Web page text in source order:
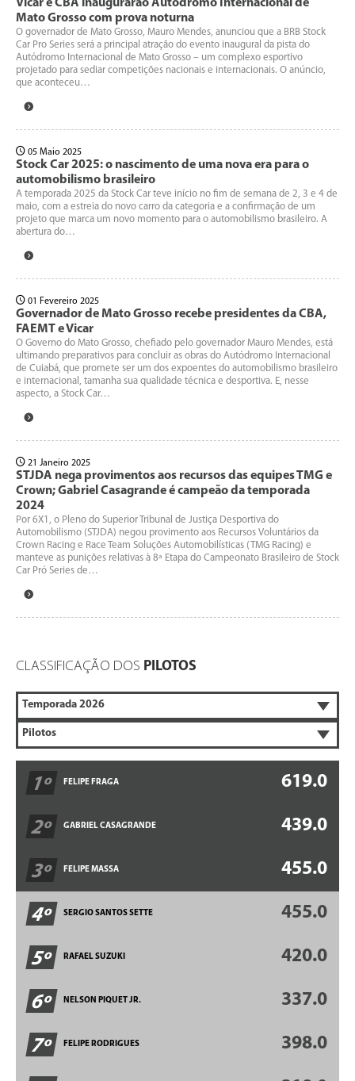
Vicar e CBA inaugurarão Autódromo Internacional de
Mato Grosso com prova noturna
O governador de Mato Grosso, Mauro Mendes, anunciou que a BRB Stock
Car Pro Series será a principal atração do evento inaugural da pista do
Autódromo Internacional de Mato Grosso – um complexo esportivo
projetado para sediar competições nacionais e internacionais. O anúncio,
que aconteceu…
05 Maio 2025
Stock Car 2025: o nascimento de uma nova era para o
automobilismo brasileiro
A temporada 2025 da Stock Car teve início no fim de semana de 2, 3 e 4 de
maio, com a estreia do novo carro da categoria e a confirmação de um
projeto que marca um novo momento para o automobilismo brasileiro. A
abertura do…
01 Fevereiro 2025
Governador de Mato Grosso recebe presidentes da CBA,
FAEMT e Vicar
O Governo do Mato Grosso, chefiado pelo governador Mauro Mendes, está
ultimando preparativos para concluir as obras do Autódromo Internacional
de Cuiabá, que promete ser um dos expoentes do automobilismo brasileiro
e internacional, tamanha sua qualidade técnica e desportiva. E, nesse
aspecto, a Stock Car…
21 Janeiro 2025
STJDA nega provimentos aos recursos das equipes TMG e
Crown; Gabriel Casagrande é campeão da temporada
2024
Por 6X1, o Pleno do Superior Tribunal de Justiça Desportiva do
Automobilismo (STJDA) negou provimento aos Recursos Voluntários da
Crown Racing e Race Team Soluções Automobilísticas (TMG Racing) e
manteve as punições relativas à 8ª Etapa do Campeonato Brasileiro de Stock
Car Pró Series de…
CLASSIFICAÇÃO DOS PILOTOS
1º FELIPE FRAGA 619.0
2º GABRIEL CASAGRANDE 439.0
3º FELIPE MASSA 455.0
4º SERGIO SANTOS SETTE 455.0
5º RAFAEL SUZUKI 420.0
6º NELSON PIQUET JR. 337.0
7º FELIPE RODRIGUES 398.0